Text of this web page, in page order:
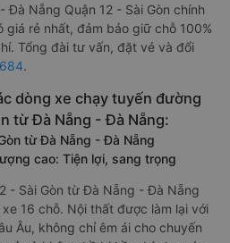
Nẵng Quận 12 - Sài Gòn chính
giá rẻ nhất, đảm bảo giữ chỗ 100%
Tổng đài tư vấn, đặt vé và đổi
.
dòng xe chạy tuyến đường
từ Đà Nẵng - Đà Nẵng:
từ Đà Nẵng - Đà Nẵng
cao: Tiện lợi, sang trọng
- Sài Gòn từ Đà Nẵng - Đà Nẵng
16 chỗ. Nội thất được làm lại với
Âu, không chỉ êm ái cho chuyến